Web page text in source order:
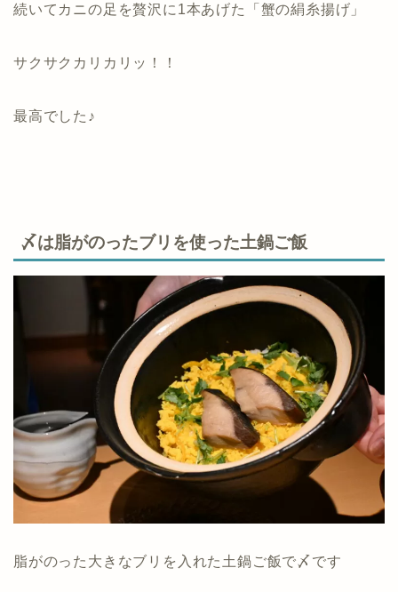
続いてカニの足を贅沢に1本あげた「蟹の絹糸揚げ」
サクサクカリカリッ！！
最高でした♪
〆は脂がのったブリを使った土鍋ご飯
脂がのった大きなブリを入れた土鍋ご飯で〆です